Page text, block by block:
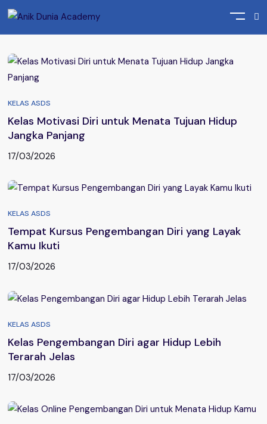
Home Posts tagged "Kursus Pengembangan Kepribadian"
KELAS ASDS
Kelas Motivasi Diri untuk Menata Tujuan Hidup
Jangka Panjang
17/03/2026
KELAS ASDS
Tempat Kursus Pengembangan Diri yang Layak
Kamu Ikuti
17/03/2026
KELAS ASDS
Kelas Pengembangan Diri agar Hidup Lebih
Terarah Jelas
17/03/2026